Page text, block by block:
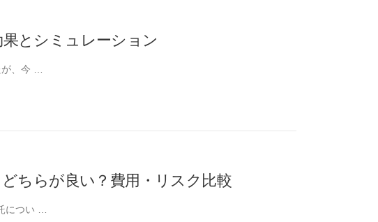
果とシミュレーション
、今 …
どちらが良い？費用・リスク比較
につい …